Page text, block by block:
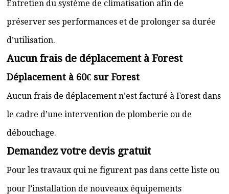
Entretien du système de climatisation afin de
préserver ses performances et de prolonger sa durée
d’utilisation.
Aucun frais de déplacement à Forest
Déplacement à 60€ sur Forest
Aucun frais de déplacement n’est facturé à Forest dans
le cadre d’une intervention de plomberie ou de
débouchage.
Demandez votre devis gratuit
Pour les travaux qui ne figurent pas dans cette liste ou
pour l’installation de nouveaux équipements